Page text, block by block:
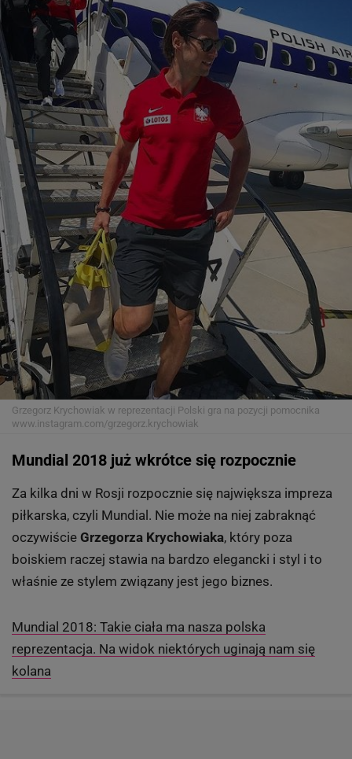
Grzegorz Krychowiak w reprezentacji Polski gra na pozycji pomocnika
www.instagram.com/grzegorz.krychowiak
Mundial 2018 już wkrótce się rozpocznie
Za kilka dni w Rosji rozpocznie się największa impreza
piłkarska, czyli Mundial. Nie może na niej zabraknąć
oczywiście Grzegorza Krychowiaka, który poza
boiskiem raczej stawia na bardzo elegancki i styl i to
właśnie ze stylem związany jest jego biznes.
Mundial 2018: Takie ciała ma nasza polska
reprezentacja. Na widok niektórych uginają nam się
kolana